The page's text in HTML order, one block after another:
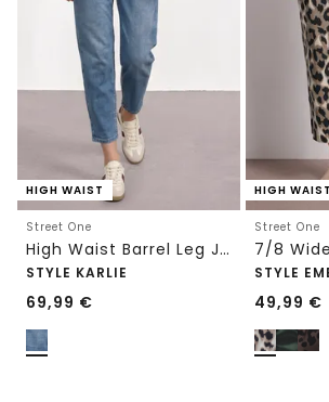
HIGH WAIST
Street One
High Waist Barrel Leg Jeans im Loose Fit
STYLE KARLIE
69,99 €
HIGH WAIST
Street One
STYLE
49,99 €